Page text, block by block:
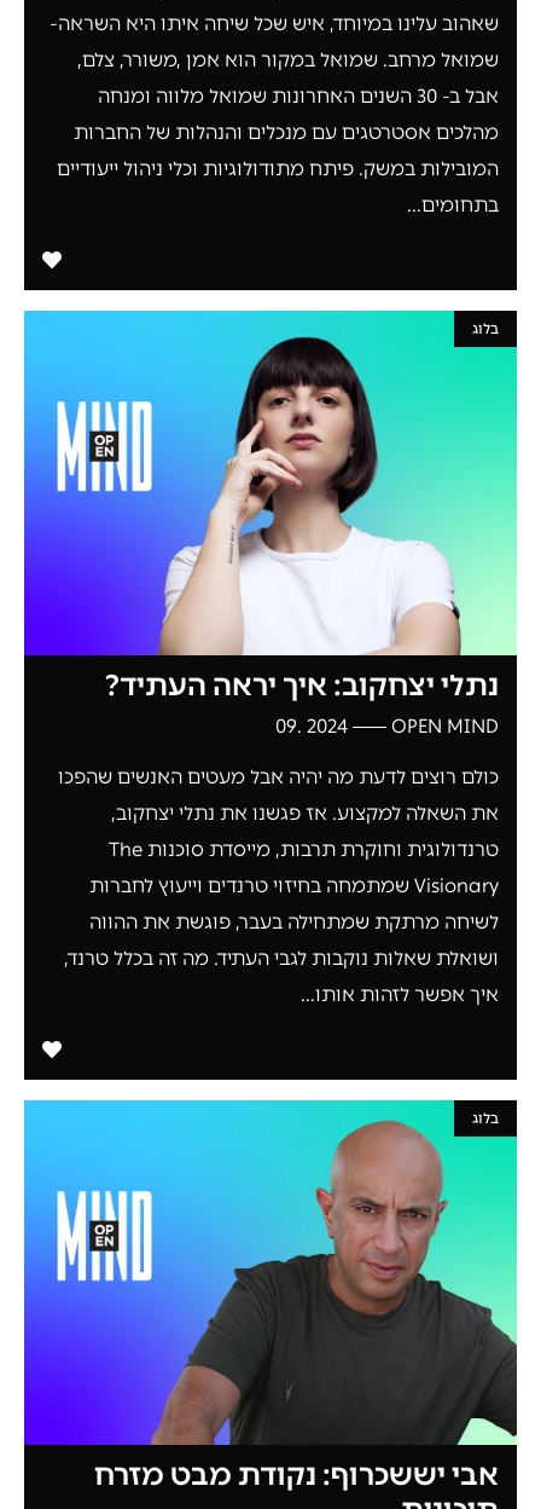
שאהוב עלינו במיוחד, איש שכל שיחה איתו היא השראה-
שמואל מרחב. שמואל במקור הוא אמן ,משורר, צלם,
אבל ב- 30 השנים האחרונות שמואל מלווה ומנחה
מהלכים אסטרטגים עם מנכלים והנהלות של החברות
המובילות במשק. פיתח מתודולוגיות וכלי ניהול ייעודיים
בתחומים...
בלוג
נתלי יצחקוב: איך יראה העתיד?
OPEN MIND
2024 .09
כולם רוצים לדעת מה יהיה אבל מעטים האנשים שהפכו
את השאלה למקצוע. אז פגשנו את נתלי יצחקוב,
טרנדולוגית וחוקרת תרבות, מייסדת סוכנות The
Visionary שמתמחה בחיזוי טרנדים וייעוץ לחברות
לשיחה מרתקת שמתחילה בעבר, פוגשת את ההווה
ושואלת שאלות נוקבות לגבי העתיד. מה זה בכלל טרנד,
איך אפשר לזהות אותו...
בלוג
אבי יששכרוף: נקודת מבט מזרח